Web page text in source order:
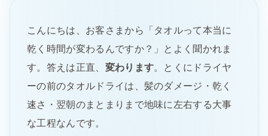
こんにちは、お客さまから「タオルって本当に
乾く時間が変わるんですか？」とよく聞かれま
す。答えは正直、 変わります。とくにドライヤ
ーの前のタオルドライは、髪のダメージ・乾く
速さ・翌朝のまとまりまで地味に左右する大事
な工程なんです。